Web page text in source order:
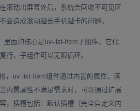
滚动出屏幕外后，系统会回收不可见区
会造成滚动越长手机越卡的问题。
里面的核心是uv-list-item子组件，它代
行，子组件可以无限循环。
，uv-list-item组件通过内置的属性，满
内置属性不满足需求时，可以通过扩展
，插槽包括：默认插槽（完全自定义内